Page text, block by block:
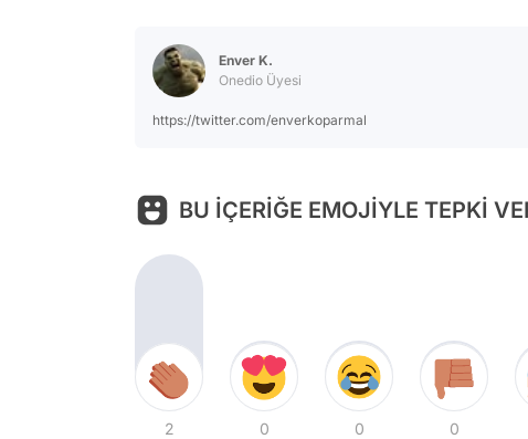
Enver K.
Onedio Üyesi
https://twitter.com/enverkoparmal
BU İÇERİĞE EMOJİYLE TEPKİ
2 0 0 0